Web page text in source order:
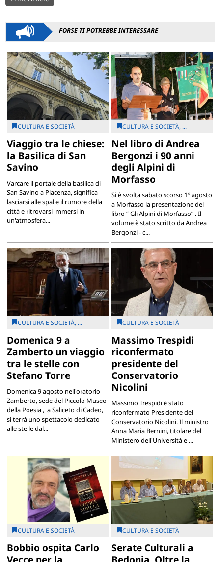
FORSE TI POTREBBE INTERESSARE
CULTURA E SOCIETÀ
Viaggio tra le chiese:
la Basilica di San
Savino
Varcare il portale della basilica di
San Savino a Piacenza, significa
lasciarsi alle spalle il rumore della
città e ritrovarsi immersi in
un'atmosfera...
CULTURA E SOCIETÀ, ...
Nel libro di Andrea
Bergonzi i 90 anni
degli Alpini di
Morfasso
Si è svolta sabato scorso 1° agosto
a Morfasso la presentazione del
libro “ Gli Alpini di Morfasso” . Il
volume è stato scritto da Andrea
Bergonzi - c...
CULTURA E SOCIETÀ, ...
Domenica 9 a
Zamberto un viaggio
tra le stelle con
Stefano Torre
Domenica 9 agosto nell'oratorio
Zamberto, sede del Piccolo Museo
della Poesia , a Saliceto di Cadeo,
si terrà uno spettacolo dedicato
alle stelle dal...
CULTURA E SOCIETÀ
Massimo Trespidi
riconfermato
presidente del
Conservatorio
Nicolini
Massimo Trespidi è stato
riconfermato Presidente del
Conservatorio Nicolini. Il ministro
Anna Maria Bernini, titolare del
Ministero dell'Università e ...
CULTURA E SOCIETÀ
Bobbio ospita Carlo
CULTURA E SOCIETÀ
Serate Culturali a